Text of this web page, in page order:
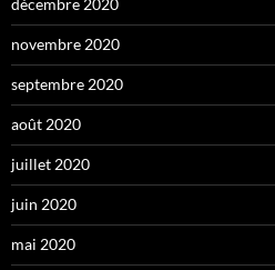
décembre 2020
novembre 2020
septembre 2020
août 2020
juillet 2020
juin 2020
mai 2020